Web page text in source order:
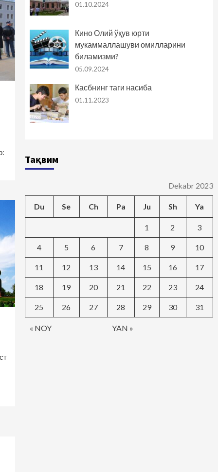
01.10.2024
Кино Олий ўқув юрти
мукаммаллашуви омилларини
биламизми?
05.09.2024
Касбнинг таги насиба
01.11.2023
Тақвим
Dekabr 2023
Du Se Ch Pa Ju Sh Ya
« NOY YAN »
1 2 3
4 5 6 7 8 9 10
11 12 13 14 15 16 17
18 19 20 21 22 23 24
25 26 27 28 29 30 31